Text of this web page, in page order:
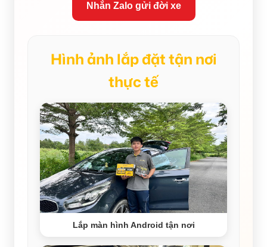
Nhắn Zalo gửi đời xe
Hình ảnh lắp đặt tận nơi
thực tế
Lắp màn hình Android tận nơi